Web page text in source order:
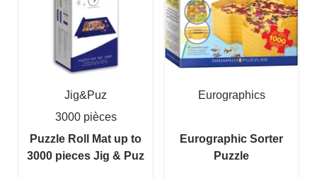
Jig&Puz
3000 pièces
Puzzle Roll Mat up to
3000 pieces Jig & Puz
Eurographics
Eurographic Sorter
Puzzle